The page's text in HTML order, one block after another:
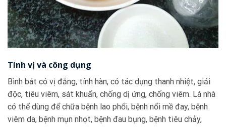
Tính vị và công dụng
Bình bát có vị đắng, tính hàn, có tác dụng thanh nhiệt, giải
độc, tiêu viêm, sát khuẩn, chống dị ứng, chống viêm. Lá nhà
có thể dùng để chữa bệnh lao phổi, bệnh nổi mề đay, bệnh
viêm da, bệnh mụn nhọt, bệnh đau bụng, bệnh tiêu chảy,